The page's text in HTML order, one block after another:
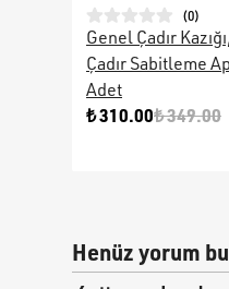
(0)
Genel Çadır
Çadır Sabitleme
Adet
₺ 310.00₺ 349.00
Henüz yorum